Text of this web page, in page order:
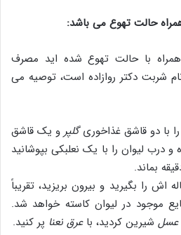
با حالت تهوع شده اید مصرف
شربت دکتر روازاده است، توصیه می
را با دو قاشق غذاخوریگلپر و یک قاشق
درب لیوان را با یک نعلبکی بپوشانید
را بگیرید و بیرون بریزید، تقریباً
موجود در لیوان کاسته خواهد شد.
عسل شیرین کردید، با عرق نعنا پر کنید.